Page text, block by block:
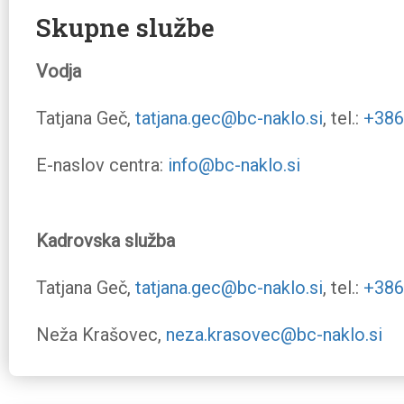
Skupne službe
Vodja
Tatjana Geč, tatjana.gec@bc-naklo.si, tel.:
E-naslov centra: info@bc-naklo.si
Kadrovska služba
Tatjana Geč, tatjana.gec@bc-naklo.si, tel.:
Neža Krašovec, neza.krasovec@bc-naklo.si